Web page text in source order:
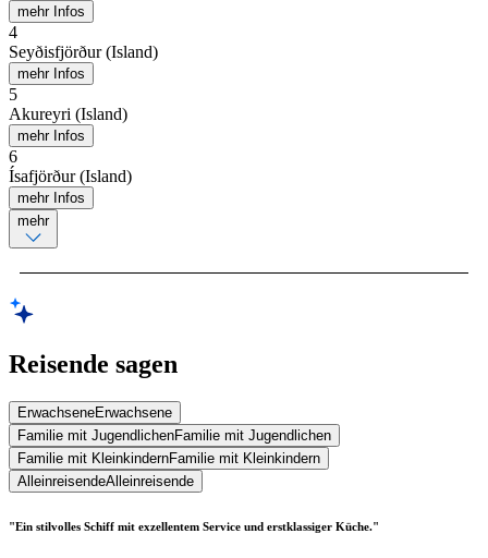
mehr Infos
4
Seyðisfjörður (Island)
mehr Infos
5
Akureyri (Island)
mehr Infos
6
Ísafjörður (Island)
mehr Infos
mehr
Reisende sagen
ErwachseneErwachsene
Familie mit JugendlichenFamilie mit Jugendlichen
Familie mit KleinkindernFamilie mit Kleinkindern
AlleinreisendeAlleinreisende
"Ein stilvolles Schiff mit exzellentem Service und erstklassiger Küche."